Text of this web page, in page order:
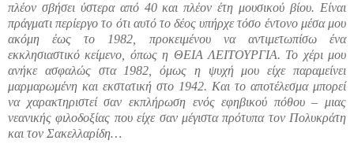
πλέον σβήσει ύστερα από 40 και πλέον έτη μουσικού βίου. Είναι
πράγματι περίεργο το ότι αυτό το δέος υπήρχε τόσο έντονο μέσα μου
ακόμη έως το 1982, προκειμένου να αντιμετωπίσω ένα
εκκλησιαστικό κείμενο, όπως η ΘΕΙΑ ΛΕΙΤΟΥΡΓΙΑ. Το χέρι μου
ανήκε ασφαλώς στα 1982, όμως η ψυχή μου είχε παραμείνει
μαρμαρωμένη και εκστατική στο 1942. Και το αποτέλεσμα μπορεί
να χαρακτηριστεί σαν εκπλήρωση ενός εφηβικού πόθου – μιας
νεανικής φιλοδοξίας που είχε σαν μέγιστα πρότυπα τον Πολυκράτη
και τον Σακελλαρίδη…